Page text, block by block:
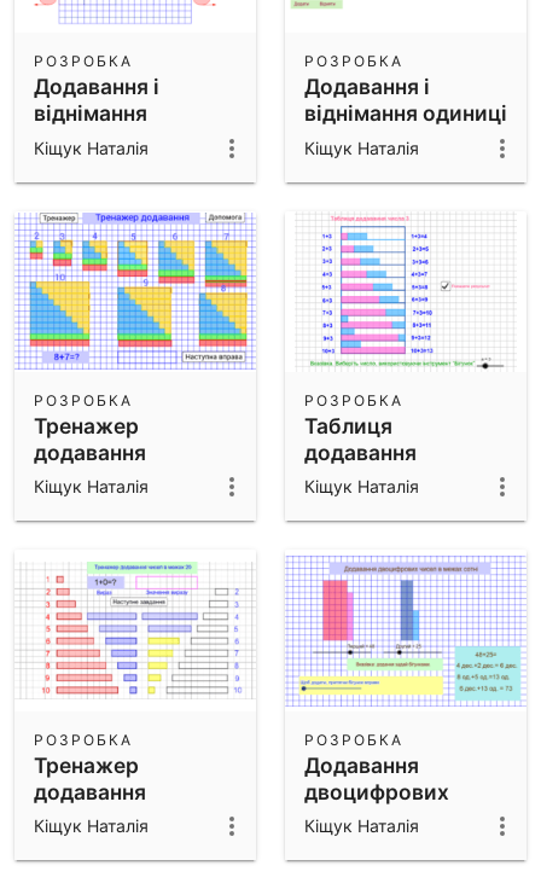
Додавання і
віднімання
(яблука)
РОЗРОБКА
Кіщук Наталія
Додавання і
віднімання одиниці
РОЗРОБКА
Кіщук Наталія
Тренажер
додавання
РОЗРОБКА
Кіщук Наталія
Таблиця
додавання
РОЗРОБКА
Кіщук Наталія
Тренажер
додавання
РОЗРОБКА
Кіщук Наталія
Додавання
двоцифрових
чисел в межах
сотні
РОЗРОБКА
Кіщук Наталія